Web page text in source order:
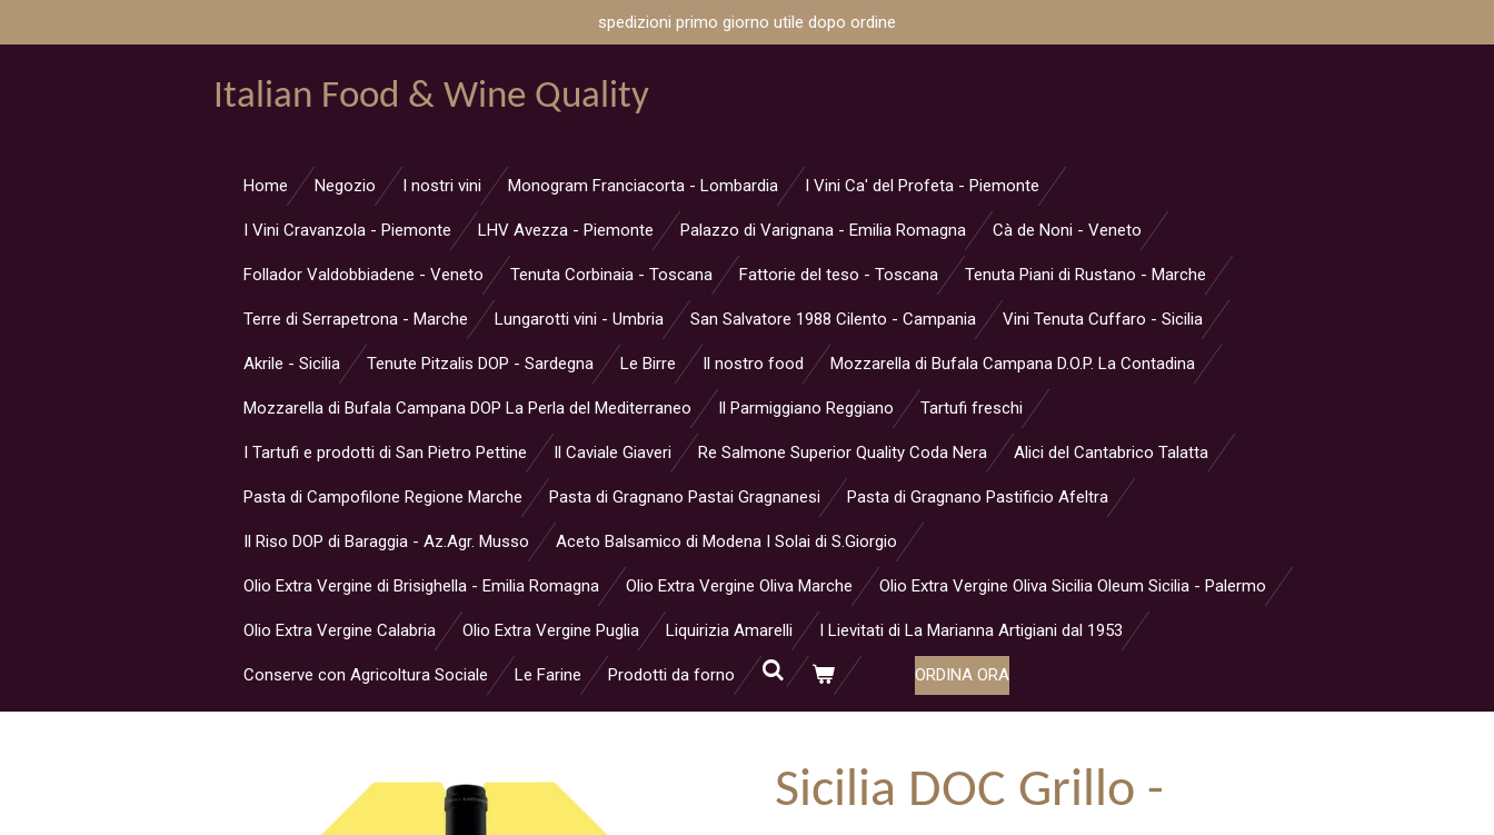
spedizioni primo giorno utile dopo ordine
Italian Food & Wine Quality
Home Negozio I nostri vini Monogram Franciacorta - Lombardia I Vini Ca' del Profeta - Piemonte
I Vini Cravanzola - Piemonte LHV Avezza - Piemonte Palazzo di Varignana - Emilia Romagna Cà de Noni - Veneto
Follador Valdobbiadene - Veneto Tenuta Corbinaia - Toscana Fattorie del teso - Toscana Tenuta Piani di Rustano - Marche
Terre di Serrapetrona - Marche Lungarotti vini - Umbria San Salvatore 1988 Cilento - Campania Vini Tenuta Cuffaro - Sicilia
Akrile - Sicilia Tenute Pitzalis DOP - Sardegna Le Birre Il nostro food Mozzarella di Bufala Campana D.O.P. La Contadina
Mozzarella di Bufala Campana DOP La Perla del Mediterraneo Il Parmiggiano Reggiano Tartufi freschi
I Tartufi e prodotti di San Pietro Pettine Il Caviale Giaveri Re Salmone Superior Quality Coda Nera Alici del Cantabrico Talatta
Pasta di Campofilone Regione Marche Pasta di Gragnano Pastai Gragnanesi Pasta di Gragnano Pastificio Afeltra
Il Riso DOP di Baraggia - Az.Agr. Musso Aceto Balsamico di Modena I Solai di S.Giorgio
Olio Extra Vergine di Brisighella - Emilia Romagna Olio Extra Vergine Oliva Marche Olio Extra Vergine Oliva Sicilia Oleum Sicilia - Palermo
Olio Extra Vergine Calabria Olio Extra Vergine Puglia Liquirizia Amarelli I Lievitati di La Marianna Artigiani dal 1953
Conserve con Agricoltura Sociale Le Farine Prodotti da forno ORDINA ORA
Sicilia DOC Grillo -